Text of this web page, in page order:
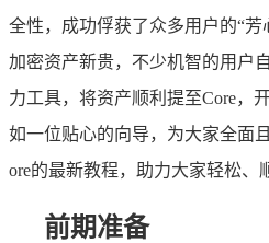
全性，成功俘获了众多用户的“芳
加密资产新贵，不少机智的用户
力工具，将资产顺利提至Core，
如一位贴心的向导，为大家全面
ore的最新教程，助力大家轻松、
前期准备